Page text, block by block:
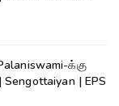
க்கு
| EPS